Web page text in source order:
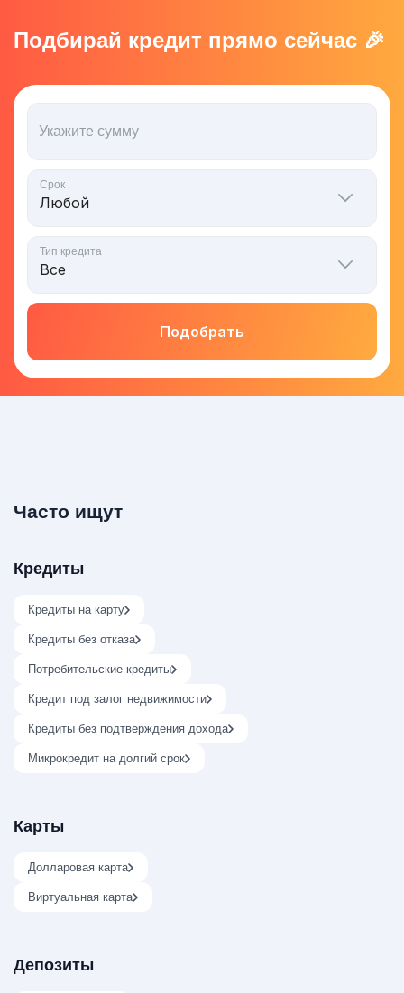
Подбирай кредит прямо сейчас 🎉
Укажите сумму
Срок
Тип кредита
Подобрать
Часто ищут
Кредиты
Кредиты на карту
Кредиты без отказа
Потребительские кредиты
Кредит под залог недвижимости
Кредиты без подтверждения дохода
Микрокредит на долгий срок
Карты
Долларовая карта
Виртуальная карта
Депозиты